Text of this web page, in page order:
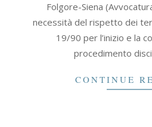
Folgore-Siena
necessità del rispetto dei
19/90 per l’inizio e la
procedimento
CONTINUE